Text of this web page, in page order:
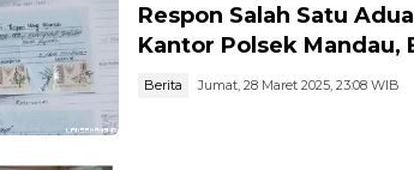
Respon Salah Satu
Kantor Polsek Mandau,
Berita Jumat, 28 Maret 2025, 23:08 WIB